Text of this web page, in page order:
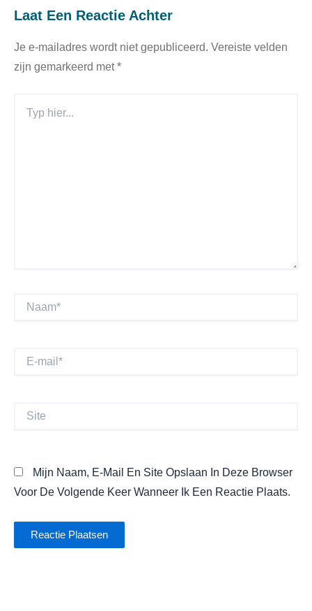
Laat Een Reactie Achter
Je e-mailadres wordt niet gepubliceerd. Vereiste velden
zijn gemarkeerd met*
Hier...
Naam*
Site
Mijn Naam, E-Mail En Site Opslaan In Deze Browser
Voor De Volgende Keer Wanneer Ik Een Reactie Plaats.